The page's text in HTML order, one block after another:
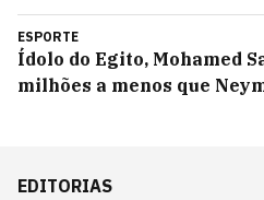
ESPORTE
Ídolo do Egito, Mohamed
milhões a menos que
EDITORIAS